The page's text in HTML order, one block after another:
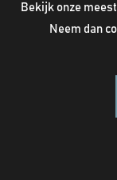
Bekijk onze
Neem dan